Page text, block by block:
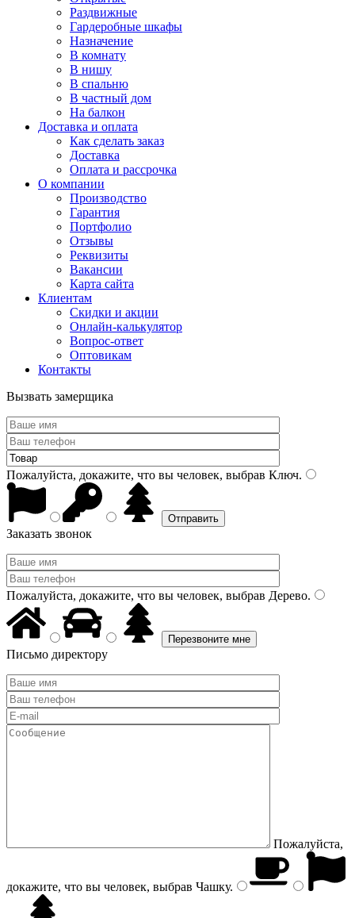
Раздвижные
Гардеробные шкафы
Назначение
В комнату
В нишу
В спальню
В частный дом
На балкон
Доставка и оплата
Как сделать заказ
Доставка
Оплата и рассрочка
О компании
Производство
Гарантия
Портфолио
Отзывы
Реквизиты
Вакансии
Карта сайта
Клиентам
Скидки и акции
Онлайн-калькулятор
Вопрос-ответ
Оптовикам
Контакты
Вызвать замерщика
Пожалуйста, докажите, что вы человек, выбрав Ключ.
Заказать звонок
Пожалуйста, докажите, что вы человек, выбрав Дерево.
Письмо директору
Пожалуйста,
докажите, что вы человек, выбрав Чашку.